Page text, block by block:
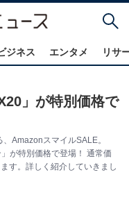
ジネス エンタメ リサ
」が特別価格で
AmazonスマイルSALE。
が特別価格で登場！ 通常価
す。詳しく紹介していきまし